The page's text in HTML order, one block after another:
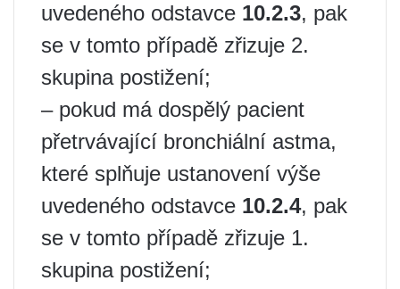
uvedeného odstavce 10.2.3, pak
se v tomto případě zřizuje 2.
skupina postižení;
– pokud má dospělý pacient
přetrvávající bronchiální astma,
které splňuje ustanovení výše
uvedeného odstavce 10.2.4, pak
se v tomto případě zřizuje 1.
skupina postižení;